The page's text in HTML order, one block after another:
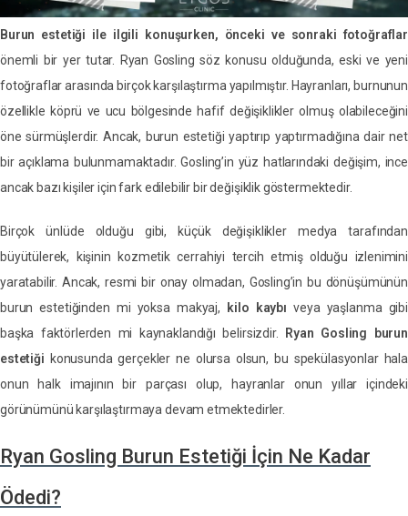
Burun estetiği ile ilgili konuşurken, önceki ve sonraki fotoğraflar
önemli bir yer tutar. Ryan Gosling söz konusu olduğunda, eski ve yeni
fotoğraflar arasında birçok karşılaştırma yapılmıştır. Hayranları, burnunun
özellikle köprü ve ucu bölgesinde hafif değişiklikler olmuş olabileceğini
öne sürmüşlerdir. Ancak, burun estetiği yaptırıp yaptırmadığına dair net
bir açıklama bulunmamaktadır. Gosling’in yüz hatlarındaki değişim, ince
ancak bazı kişiler için fark edilebilir bir değişiklik göstermektedir.
Birçok ünlüde olduğu gibi, küçük değişiklikler medya tarafından
büyütülerek, kişinin kozmetik cerrahiyi tercih etmiş olduğu izlenimini
yaratabilir. Ancak, resmi bir onay olmadan, Gosling’in bu dönüşümünün
burun estetiğinden mi yoksa makyaj,
kilo kaybıveya yaşlanma gibi
başka faktörlerden mi kaynaklandığı belirsizdir.
Ryan Gosling burun
estetiği konusunda gerçekler ne olursa olsun, bu spekülasyonlar hala
onun halk imajının bir parçası olup, hayranlar onun yıllar içindeki
görünümünü karşılaştırmaya devam etmektedirler.
Ryan Gosling Burun Estetiği İçin Ne Kadar
Ödedi?